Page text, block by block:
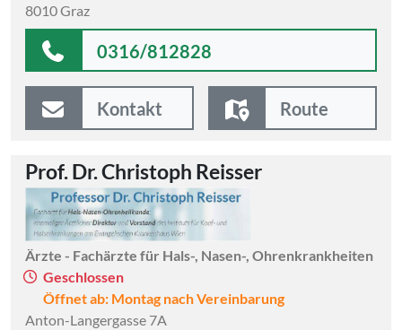
8010 Graz
0316/812828
Kontakt Route
Prof. Dr. Christoph Reisser
Ärzte - Fachärzte für Hals-, Nasen-, Ohrenkrankheiten
Geschlossen
Öffnet ab: Montag nach Vereinbarung
Anton-Langergasse 7A